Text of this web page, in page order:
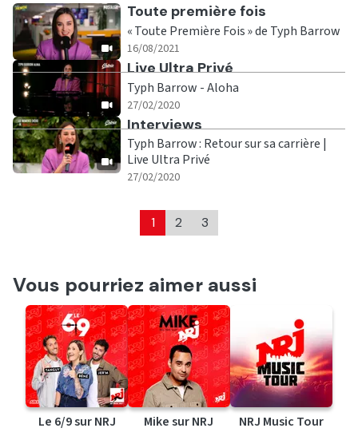
Ecouter
Toute première fois
« Toute Première Fois » de Typh Barrow
16/08/2021
Ecouter
Live Ultra Privé
Typh Barrow - Aloha
27/02/2020
Ecouter
Interviews
Typh Barrow : Retour sur sa carrière |
Live Ultra Privé
27/02/2020
1 2 3
Vous pourriez aimer aussi
Le 6/9 sur NRJ Mike sur NRJ NRJ Music Tour